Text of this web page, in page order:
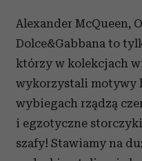
Alexander McQueen,
Dolce&Gabbana to
którzy w kolekcjach
wykorzystali motywy
wybiegach rządzą
i egzotyczne
szafy! Stawiamy na